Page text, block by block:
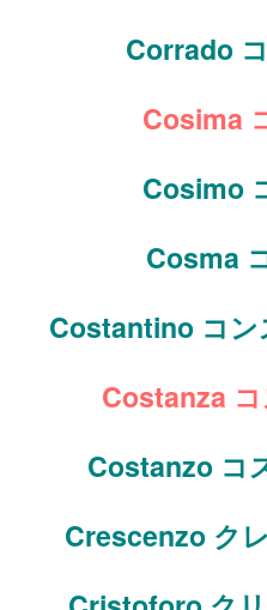
Corrado
Cosima
Cosimo
Cosma
Costantino コン
Costanza
Costanzo コ
Crescenzo ク